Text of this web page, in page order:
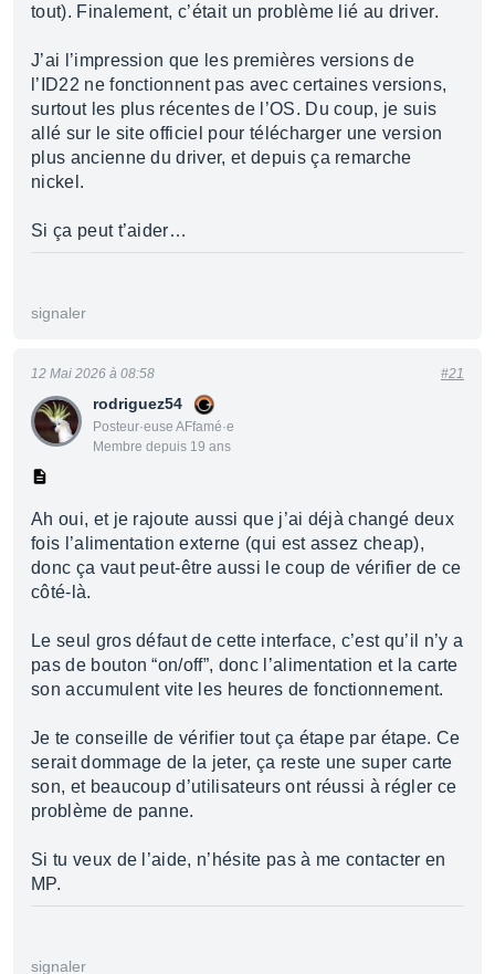
tout). Finalement, c’était un problème lié au driver.
J’ai l’impression que les premières versions de
l’ID22 ne fonctionnent pas avec certaines versions,
surtout les plus récentes de l’OS. Du coup, je suis
allé sur le site officiel pour télécharger une version
plus ancienne du driver, et depuis ça remarche
nickel.
Si ça peut t’aider…
signaler
rodriguez54
Posteur·euse AFfamé·e
Membre depuis 19 ans
12 Mai 2026 à 08:58 #21
Ah oui, et je rajoute aussi que j’ai déjà changé deux
fois l’alimentation externe (qui est assez cheap),
donc ça vaut peut-être aussi le coup de vérifier de ce
côté-là.
Le seul gros défaut de cette interface, c’est qu’il n’y a
pas de bouton “on/off”, donc l’alimentation et la carte
son accumulent vite les heures de fonctionnement.
Je te conseille de vérifier tout ça étape par étape. Ce
serait dommage de la jeter, ça reste une super carte
son, et beaucoup d’utilisateurs ont réussi à régler ce
problème de panne.
Si tu veux de l’aide, n’hésite pas à me contacter en
MP.
signaler